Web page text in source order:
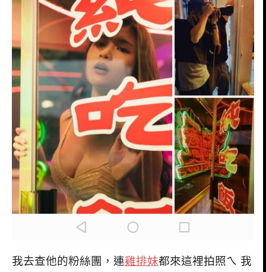
我去查他的粉絲團，連雞排妹都來這裡拍照ㄟ 我